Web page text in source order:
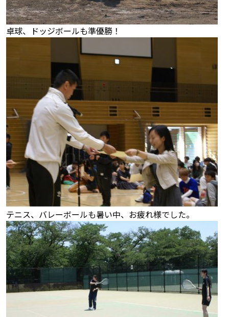
卓球、ドッジボールも準優勝！
テニス、バレーボールも暑い中、お疲れ様でした。